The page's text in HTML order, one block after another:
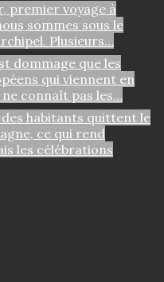
premier voyage à
sommes sous le
Plusieurs…
dommage que les
qui viennent en
ne connaît pas les…
habitants quittent le
ce qui rend
les célébrations